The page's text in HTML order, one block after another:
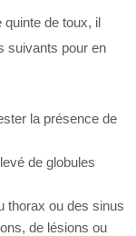
quinte de toux, il
suivants pour en
la présence de
de globules
thorax ou des sinus
de lésions ou